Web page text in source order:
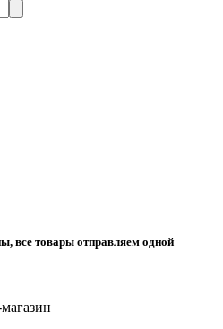
все товары отправляем одной